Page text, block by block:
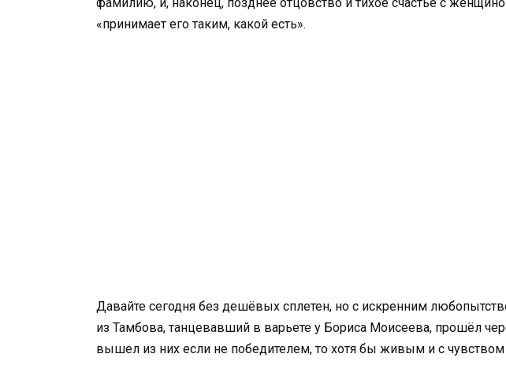
«принимает его таким, какой есть».
Давайте сегодня без дешёвых сплетен, но с искренним
из Тамбова, танцевавший в варьете у Бориса Моисеева, прошёл
вышел из них если не победителем, то хотя бы живым и с